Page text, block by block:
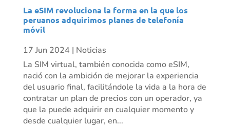
La eSIM revoluciona la forma en la que los
peruanos adquirimos planes de telefonía
móvil
17 Jun 2024 | Noticias
La SIM virtual, también conocida como eSIM,
nació con la ambición de mejorar la experiencia
del usuario final, facilitándole la vida a la hora de
contratar un plan de precios con un operador, ya
que la puede adquirir en cualquier momento y
desde cualquier lugar, en...